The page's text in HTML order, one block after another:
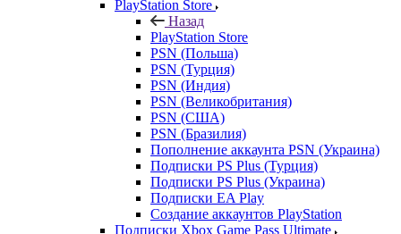
PlayStation Store
Назад
PlayStation Store
PSN (Польша)
PSN (Турция)
PSN (Индия)
PSN (Великобритания)
PSN (США)
PSN (Бразилия)
Пополнение аккаунта PSN (Украина)
Подписки PS Plus (Турция)
Подписки PS Plus (Украина)
Подписки EA Play
Создание аккаунтов PlayStation
Подписки Xbox Game Pass Ultimate